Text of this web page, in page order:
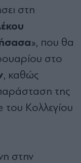
στη
», που θα
στο
, καθώς
της
Κολλεγίου
στην